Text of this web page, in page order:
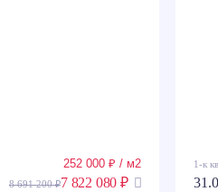
252 000 ₽ / м2
8 691 200 ₽7 822 080 ₽
1-к